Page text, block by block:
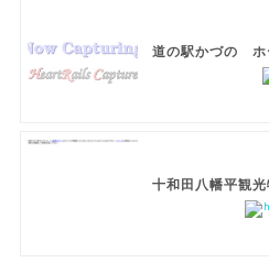
道の駅かづの ホ
十和田八幡平観